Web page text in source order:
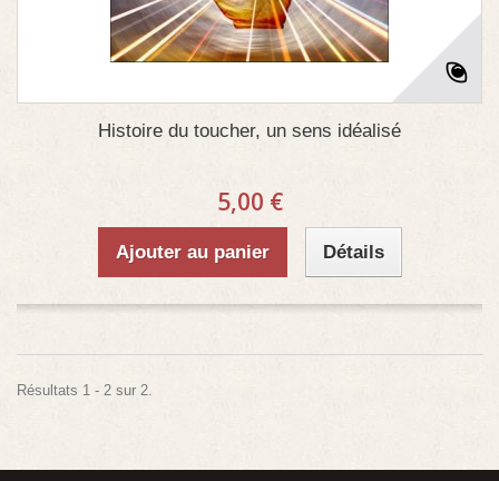
Histoire du toucher, un sens idéalisé
5,00 €
Ajouter au panier Détails
Résultats 1 - 2 sur 2.